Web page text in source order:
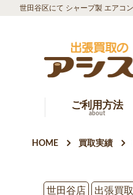
世田谷区にて シャープ製 エアコ
ご利用方法
about
HOME 買取実績
世田谷店
出張買取